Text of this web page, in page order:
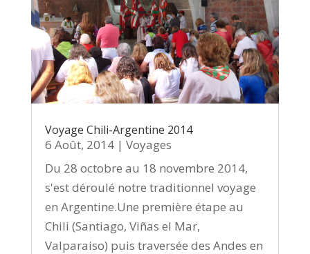
Voyage Chili-Argentine 2014
6 Août, 2014| Voyages
Du 28 octobre au 18 novembre 2014,
s'est déroulé notre traditionnel voyage
en Argentine.Une première étape au
Chili (Santiago, Viñas el Mar,
Valparaiso) puis traversée des Andes en